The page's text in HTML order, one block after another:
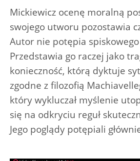
Mickiewicz ocenę moralną
swojego utworu pozostawia
Autor nie potępia
Przedstawia go raczej jako
konieczność, którą dyktuje
zgodne z filozofią
który wykluczał myślenie
się na odkryciu reguł
Jego poglądy potępiali